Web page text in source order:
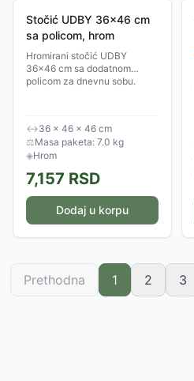
Stočić UDBY 36x46 cm
sa policom, hrom
Hromirani stočić UDBY
36x46 cm sa dodatnom
policom za dnevnu sobu.
↔36 × 46 × 46 cm
⚖Masa paketa: 7.0 kg
◈Hrom
7,157 RSD
Dodaj u korpu
Prethodna 1 2 3